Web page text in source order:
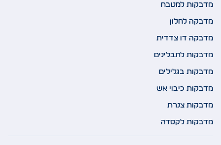
מדבקות למטבח
מדבקה לחלון
מדבקה דו צדדית
מדבקות לתבלינים
מדבקות בגלילים
מדבקות כיבוי אש
מדבקות צנרת
מדבקות לקסדה